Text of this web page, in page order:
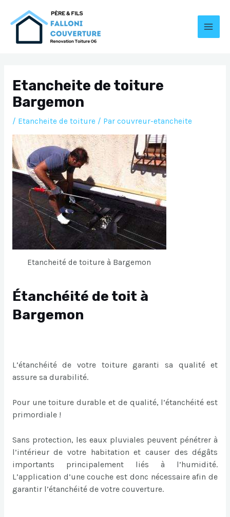
Etancheite de toiture
Bargemon
/ Etancheite de toiture/ Par couvreur-etancheite
Etancheité de toiture à Bargemon
Étanchéité de toit à
Bargemon
L’étanchéité de votre toiture garanti sa qualité et
assure sa durabilité.
Pour une toiture durable et de qualité, l’étanchéité est
primordiale !
Sans protection, les eaux pluviales peuvent pénétrer à
l’intérieur de votre habitation et causer des dégâts
importants principalement liés à l’humidité.
L’application d’une couche est donc nécessaire afin de
garantir l’étanchéité de votre couverture.